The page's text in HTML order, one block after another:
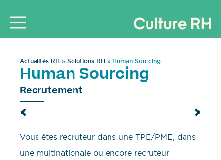
Actualités RH » Solutions RH » Human Sourcing
Human Sourcing
Recrutement
Vous êtes recruteur dans une TPE/PME, dans
une multinationale ou encore recruteur